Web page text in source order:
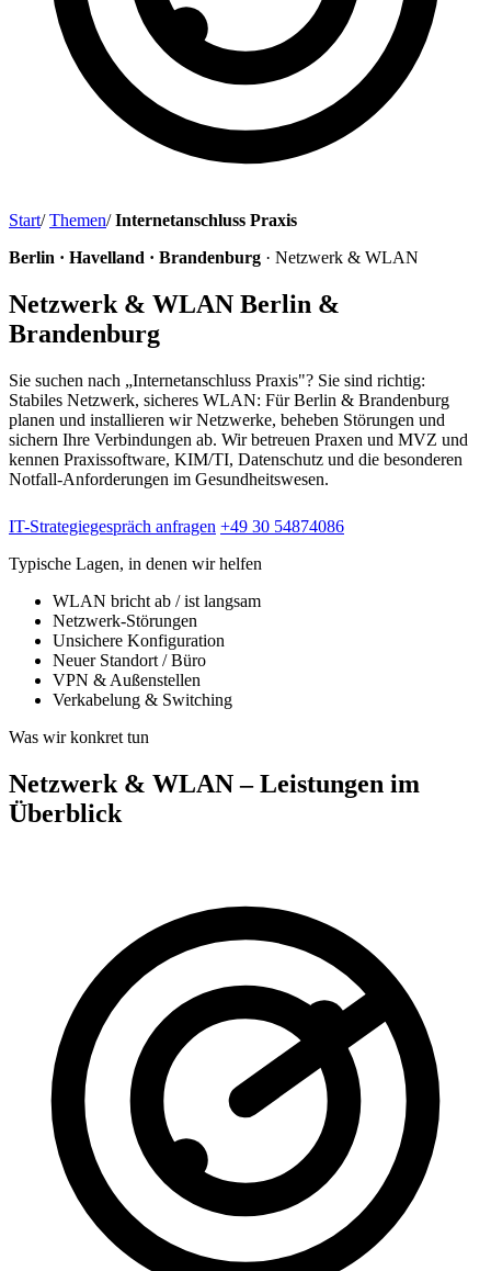
Start/ Themen/ Internetanschluss Praxis
Berlin · Havelland · Brandenburg · Netzwerk & WLAN
Netzwerk & WLAN Berlin &
Brandenburg
Sie suchen nach „Internetanschluss Praxis"? Sie sind richtig:
Stabiles Netzwerk, sicheres WLAN: Für Berlin & Brandenburg
planen und installieren wir Netzwerke, beheben Störungen und
sichern Ihre Verbindungen ab. Wir betreuen Praxen und MVZ und
kennen Praxissoftware, KIM/TI, Datenschutz und die besonderen
Notfall-Anforderungen im Gesundheitswesen.
IT-Strategiegespräch anfragen +49 30 54874086
Typische Lagen, in denen wir helfen
WLAN bricht ab / ist langsam
Netzwerk-Störungen
Unsichere Konfiguration
Neuer Standort / Büro
VPN & Außenstellen
Verkabelung & Switching
Was wir konkret tun
Netzwerk & WLAN – Leistungen im
Überblick